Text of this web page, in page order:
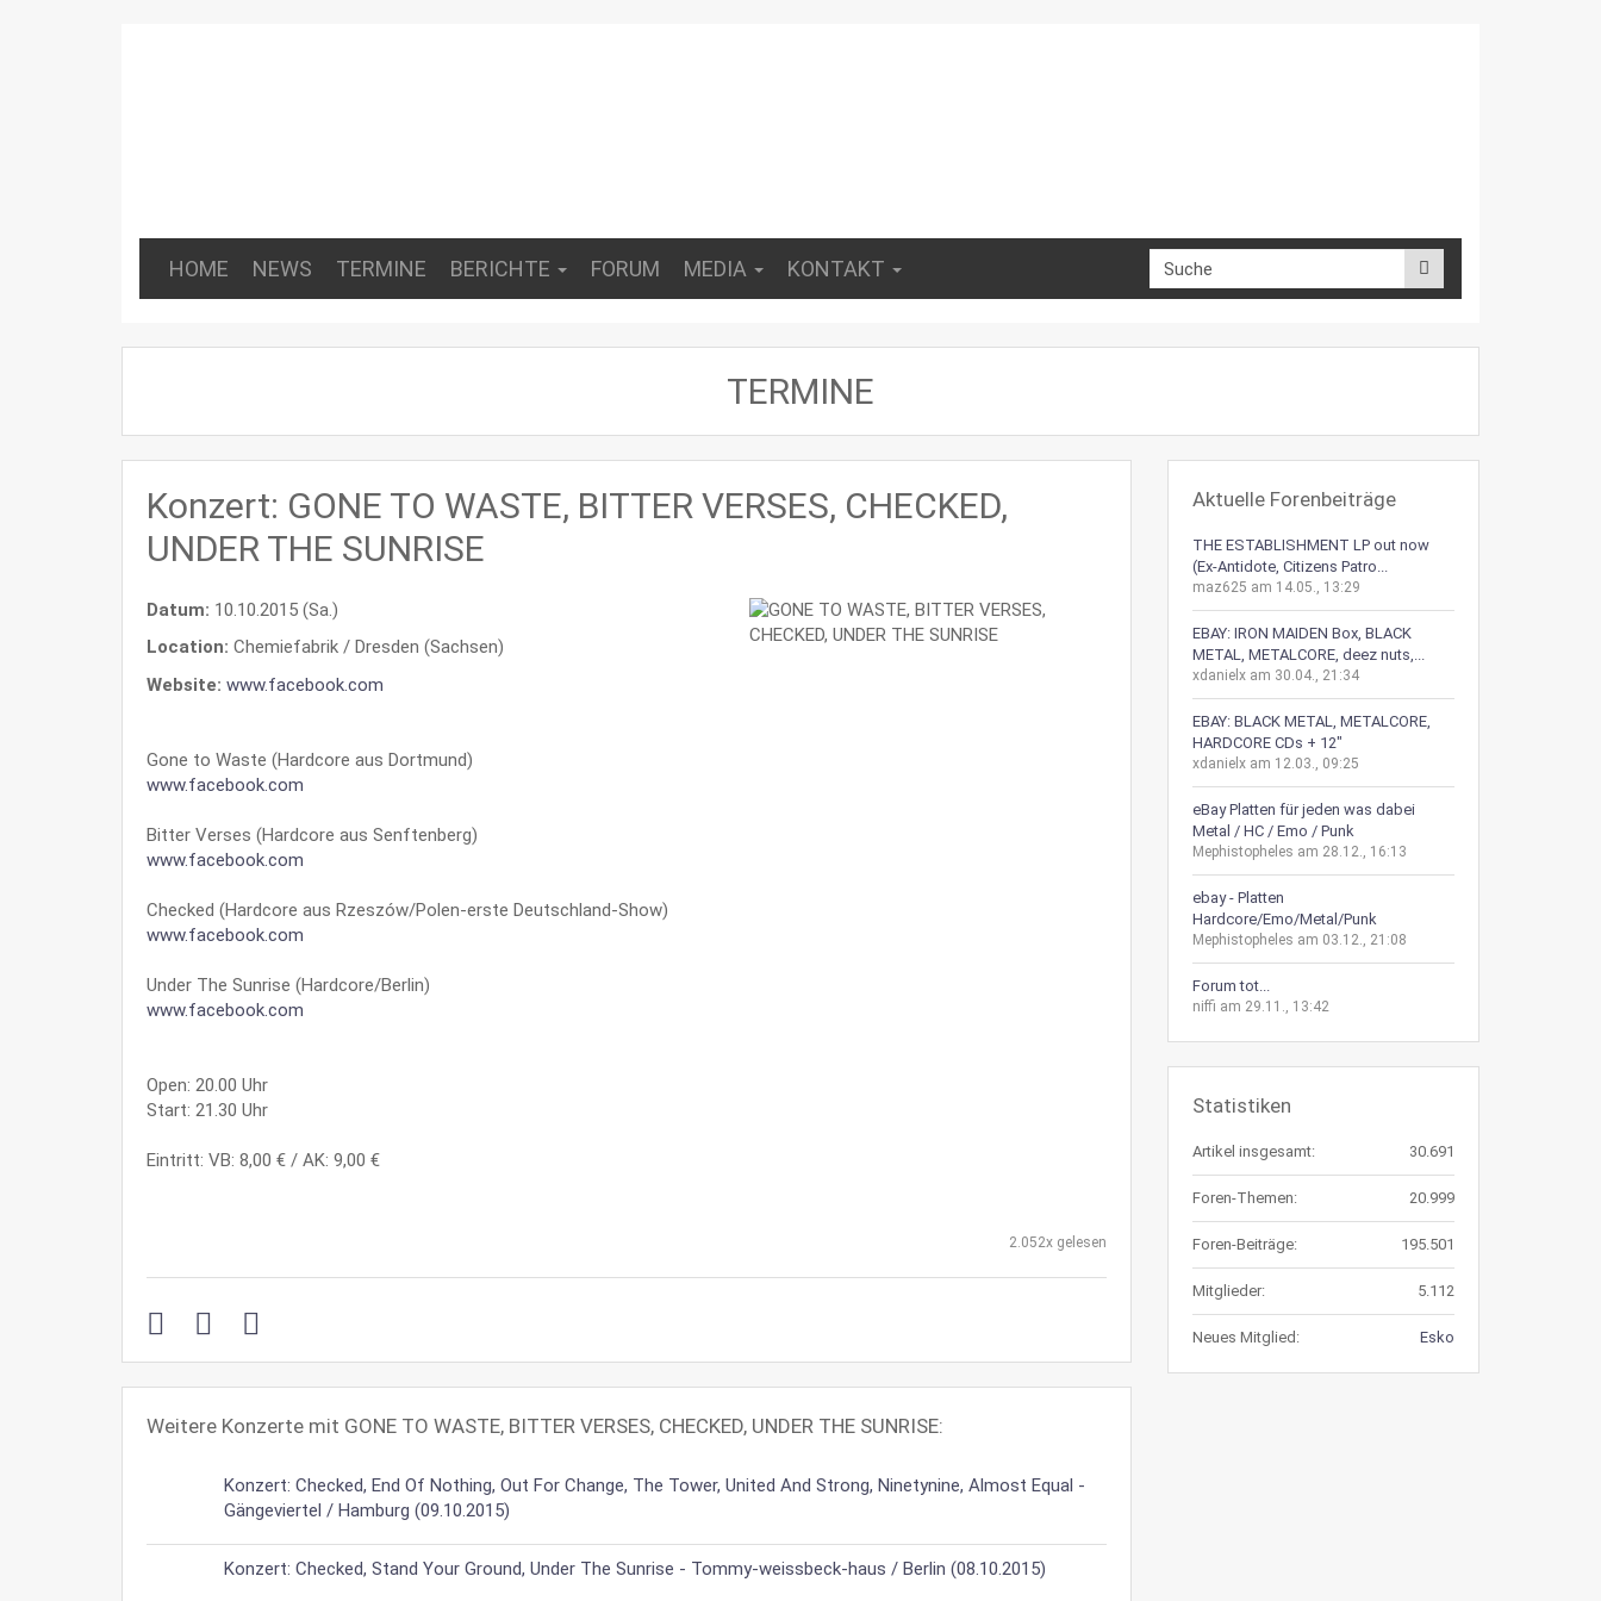
HOME NEWS TERMINE BERICHTE FORUM MEDIA KONTAKT
TERMINE
Konzert: GONE TO WASTE, BITTER VERSES, CHECKED,
UNDER THE SUNRISE
Datum: 10.10.2015 (Sa.)
Location: Chemiefabrik / Dresden (Sachsen)
Website: www.facebook.com
Gone to Waste (Hardcore aus Dortmund)
www.facebook.com
Bitter Verses (Hardcore aus Senftenberg)
www.facebook.com
Checked (Hardcore aus Rzeszów/Polen-erste Deutschland-Show)
www.facebook.com
Under The Sunrise (Hardcore/Berlin)
www.facebook.com
Open: 20.00 Uhr
Start: 21.30 Uhr
Eintritt: VB: 8,00 € / AK: 9,00 €
2.052x gelesen
Weitere Konzerte mit GONE TO WASTE, BITTER VERSES, CHECKED, UNDER THE SUNRISE:
Konzert: Checked, End Of Nothing, Out For Change, The Tower, United And Strong, Ninetynine, Almost Equal -
Gängeviertel / Hamburg (09.10.2015)
Konzert: Checked, Stand Your Ground, Under The Sunrise - Tommy-weissbeck-haus / Berlin (08.10.2015)
Aktuelle Forenbeiträge
THE ESTABLISHMENT LP out now
(Ex-Antidote, Citizens Patro...
maz625 am 14.05., 13:29
EBAY: IRON MAIDEN Box, BLACK
METAL, METALCORE, deez nuts,...
xdanielx am 30.04., 21:34
EBAY: BLACK METAL, METALCORE,
HARDCORE CDs + 12"
xdanielx am 12.03., 09:25
eBay Platten für jeden was dabei
Metal / HC / Emo / Punk
Mephistopheles am 28.12., 16:13
ebay - Platten
Hardcore/Emo/Metal/Punk
Mephistopheles am 03.12., 21:08
Forum tot...
niffi am 29.11., 13:42
Statistiken
Artikel insgesamt: 30.691
Foren-Themen: 20.999
Foren-Beiträge: 195.501
Mitglieder: 5.112
Neues Mitglied: Esko